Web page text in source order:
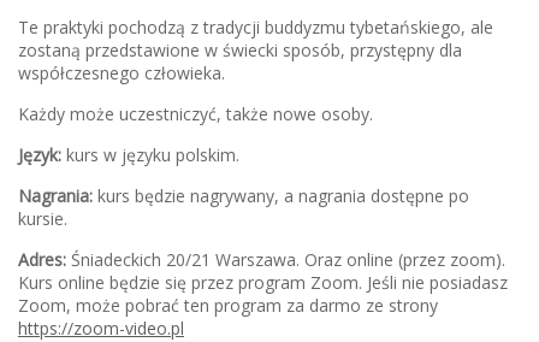
Te praktyki pochodzą z tradycji buddyzmu tybetańskiego, ale
zostaną przedstawione w świecki sposób, przystępny dla
współczesnego człowieka.
Każdy może uczestniczyć, także nowe osoby.
Język: kurs w języku polskim.
Nagrania: kurs będzie nagrywany, a nagrania dostępne po
kursie.
Adres: Śniadeckich 20/21 Warszawa. Oraz online (przez zoom).
Kurs online będzie się przez program Zoom. Jeśli nie posiadasz
Zoom, może pobrać ten program za darmo ze strony
https://zoom-video.pl